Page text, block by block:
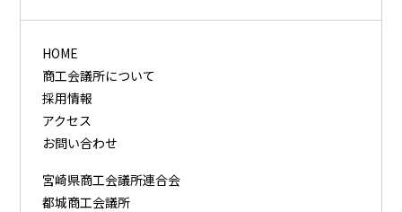
HOME
商工会議所について
採用情報
アクセス
お問い合わせ
宮崎県商工会議所連合会
都城商工会議所